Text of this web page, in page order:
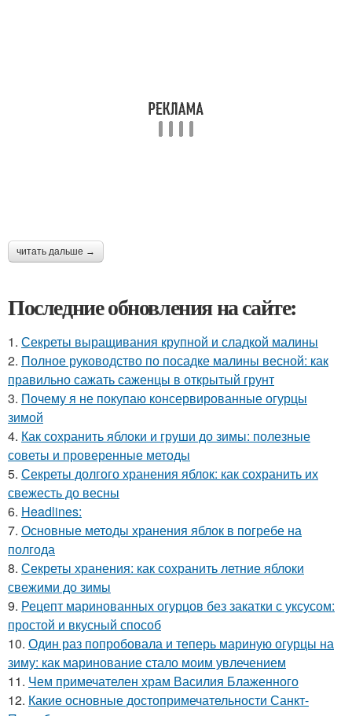
читать дальше →
Последние обновления на сайте:
1. Секреты выращивания крупной и сладкой малины
2. Полное руководство по посадке малины весной: как
правильно сажать саженцы в открытый грунт
3. Почему я не покупаю консервированные огурцы
зимой
4. Как сохранить яблоки и груши до зимы: полезные
советы и проверенные методы
5. Секреты долгого хранения яблок: как сохранить их
свежесть до весны
6. Headlines:
7. Основные методы хранения яблок в погребе на
полгода
8. Секреты хранения: как сохранить летние яблоки
свежими до зимы
9. Рецепт маринованных огурцов без закатки с уксусом:
простой и вкусный способ
10. Один раз попробовала и теперь мариную огурцы на
зиму: как маринование стало моим увлечением
11. Чем примечателен храм Василия Блаженного
12. Какие основные достопримечательности Санкт-